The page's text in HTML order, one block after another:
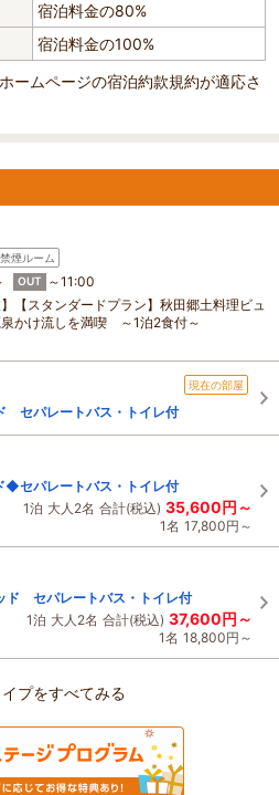
宿泊料金の80%
宿泊料金の100%
ームページの宿泊約款規約が適応さ
禁煙ルーム
OUT
～11:00
】【スタンダードプラン】秋田郷土料理ビュ
泉かけ流しを満喫 ～1泊2食付～
現在の部屋
セパレートバス・トイレ付
◆セパレートバス・トイレ付
1泊 大人2名 合計(税込) 35,600円～
1名 17,800円～
ド セパレートバス・トイレ付
1泊 大人2名 合計(税込) 37,600円～
1名 18,800円～
プをすべてみる